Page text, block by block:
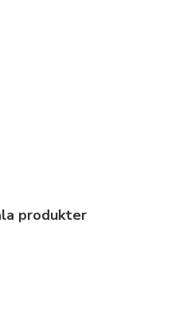
produkter